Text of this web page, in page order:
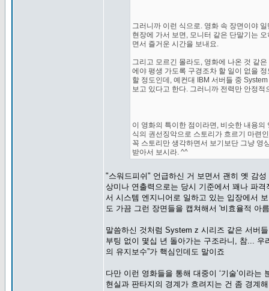
그러니까 이런 식으로. 영화 속 장면이야
현장에 가서 보면, 모니터 같은 단말기는
면서 즐거운 시간을 보내요.
그리고 모르긴 몰라도, 영화에 나온 것 같
에야 평생 가도록 구경조차 할 일이 없을
할 정도인데, 예컨대 IBM 서버들 중
보고 있다고 한다. 그러니까 전력만 안정
이 영화의 특이한 점이라면, 비슷한 내용
식의 권선징악으로 스토리가 흐르기 마련
꼭 스토리만 생각하면서 보기보단 그냥 영
받아서 보시라. ^^
"스워드피쉬" 언급하신 거 보면서 괜히 옛 감
상미나 연출력으로는 당시 기준에서 꽤나 파
서 시스템 엔지니어로 일하고 있는 입장에서
도 가끔 그런 장면들을 캡쳐해서 '비효율적 아
말씀하신 것처럼 System z 시리즈 같은 서버
부팅 없이 몇십 년 돌아가는 구조라니, 참... 우
의 유지보수”가 핵심인데도 말이죠
다만 이런 영화들을 통해 대중이 ‘기술’이라
현실과 판타지의 경계가 흐려지는 건 좀 경계